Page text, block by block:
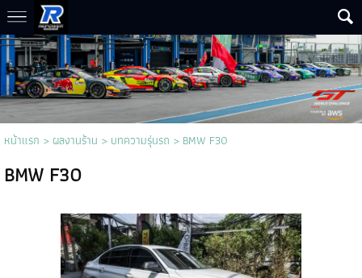
หน้าแรก > ผลงานร้าน > บทความรุ่นรถ > BMW F30
BMW F30